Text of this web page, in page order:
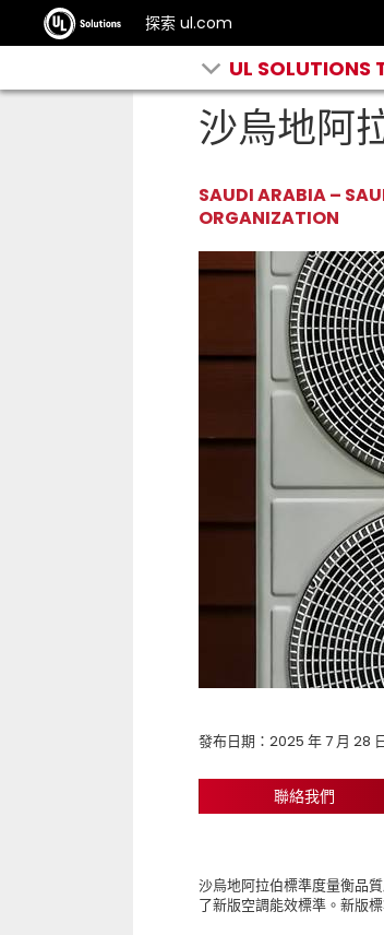
探索 ul.com
UL SOLUTIONS
沙烏地阿
SAUDI ARABIA –
ORGANIZATION
發布日期：2025 年 7 月 28
聯絡我們
沙烏地阿拉伯標準度量衡
了新版空調能效標準。新版